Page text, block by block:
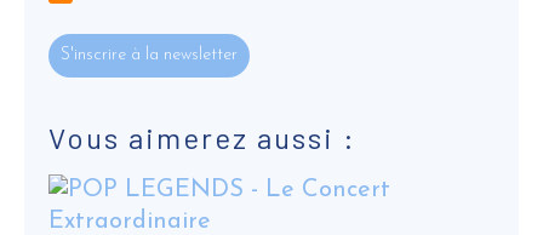
S'inscrire à la newsletter
Vous aimerez aussi :